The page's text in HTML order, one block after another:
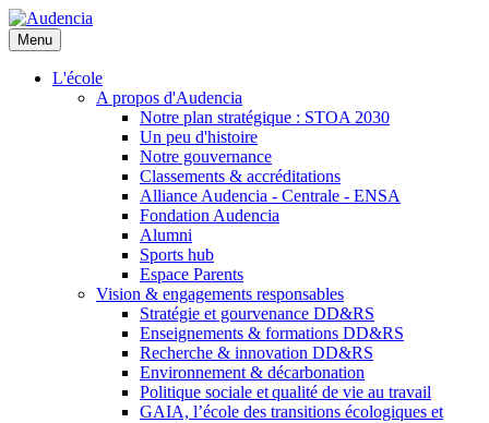
Aller
au
contenu
principal
Menu
L'école
A propos d'Audencia
Notre plan stratégique : STOA 2030
Un peu d'histoire
Notre gouvernance
Classements & accréditations
Alliance Audencia - Centrale - ENSA
Fondation Audencia
Alumni
Sports hub
Espace Parents
Vision & engagements responsables
Stratégie et gourvenance DD&RS
Enseignements & formations DD&RS
Recherche & innovation DD&RS
Environnement & décarbonation
Politique sociale et qualité de vie au travail
GAIA, l’école des transitions écologiques et